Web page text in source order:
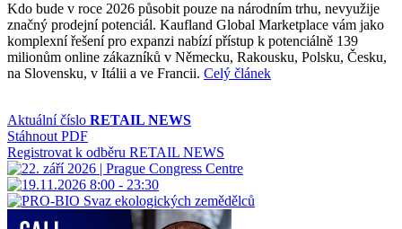
Kdo bude v roce 2026 působit pouze na národním trhu, nevyužije
značný prodejní potenciál. Kaufland Global Marketplace vám jako
komplexní řešení pro expanzi nabízí přístup k potenciálně 139
milionům online zákazníků v Německu, Rakousku, Polsku, Česku,
na Slovensku, v Itálii a ve Francii. Celý článek
Aktuální číslo RETAIL NEWS
Stáhnout PDF
Registrovat k odběru RETAIL NEWS